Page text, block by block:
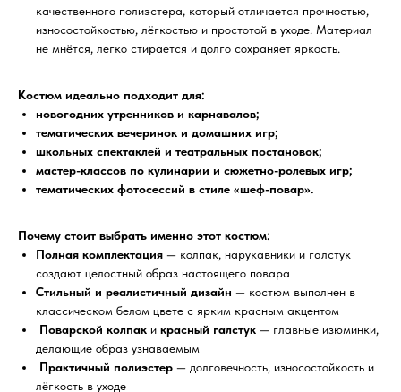
качественного полиэстера, который отличается прочностью,
износостойкостью, лёгкостью и простотой в уходе. Материал
не мнётся, легко стирается и долго сохраняет яркость.
Костюм идеально подходит для:
новогодних утренников и карнавалов;
тематических вечеринок и домашних игр;
школьных спектаклей и театральных постановок;
мастер-классов по кулинарии и сюжетно-ролевых игр;
тематических фотосессий в стиле «шеф-повар».
Почему стоит выбрать именно этот костюм:
Полная комплектация — колпак, нарукавники и галстук
создают целостный образ настоящего повара
Стильный и реалистичный дизайн — костюм выполнен в
классическом белом цвете с ярким красным акцентом
Поварской колпак и красный галстук — главные изюминки,
делающие образ узнаваемым
Практичный полиэстер — долговечность, износостойкость и
лёгкость в уходе